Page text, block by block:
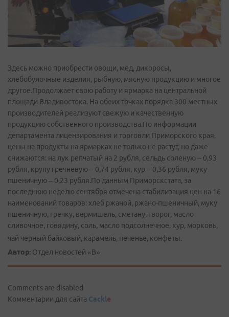
Здесь можно приобрести овощи, мед, дикоросы,
хлебобулочные изделия, рыбную, мясную продукцию и многое
другое.Продолжает свою работу и ярмарка на центральной
площади Владивостока. На обеих точках порядка 300 местных
производителей реализуют свежую и качественную
продукцию собственного производства.По информации
департамента лицензирования и торговли Приморского края,
цены на продукты на ярмарках не только не растут, но даже
снижаются: на лук репчатый на 2 рубля, сельдь соленую – 0,93
рубля, крупу гречневую – 0,74 рубля, кур – 0,36 рубля, муку
пшеничную – 0,23 рубля.По данным Приморскстата, за
последнюю неделю сентября отмечена стабилизация цен на 16
наименований товаров: хлеб ржаной, ржано-­пшеничный, муку
пшеничную, гречку, вермишель, сметану, творог, масло
сливочное, говядину, соль, масло подсолнечное, кур, морковь,
чай черный байховый, карамель, печенье, конфеты.
Автор: Отдел новостей «В»
Comments are disabled
Комментарии для сайта Cackle